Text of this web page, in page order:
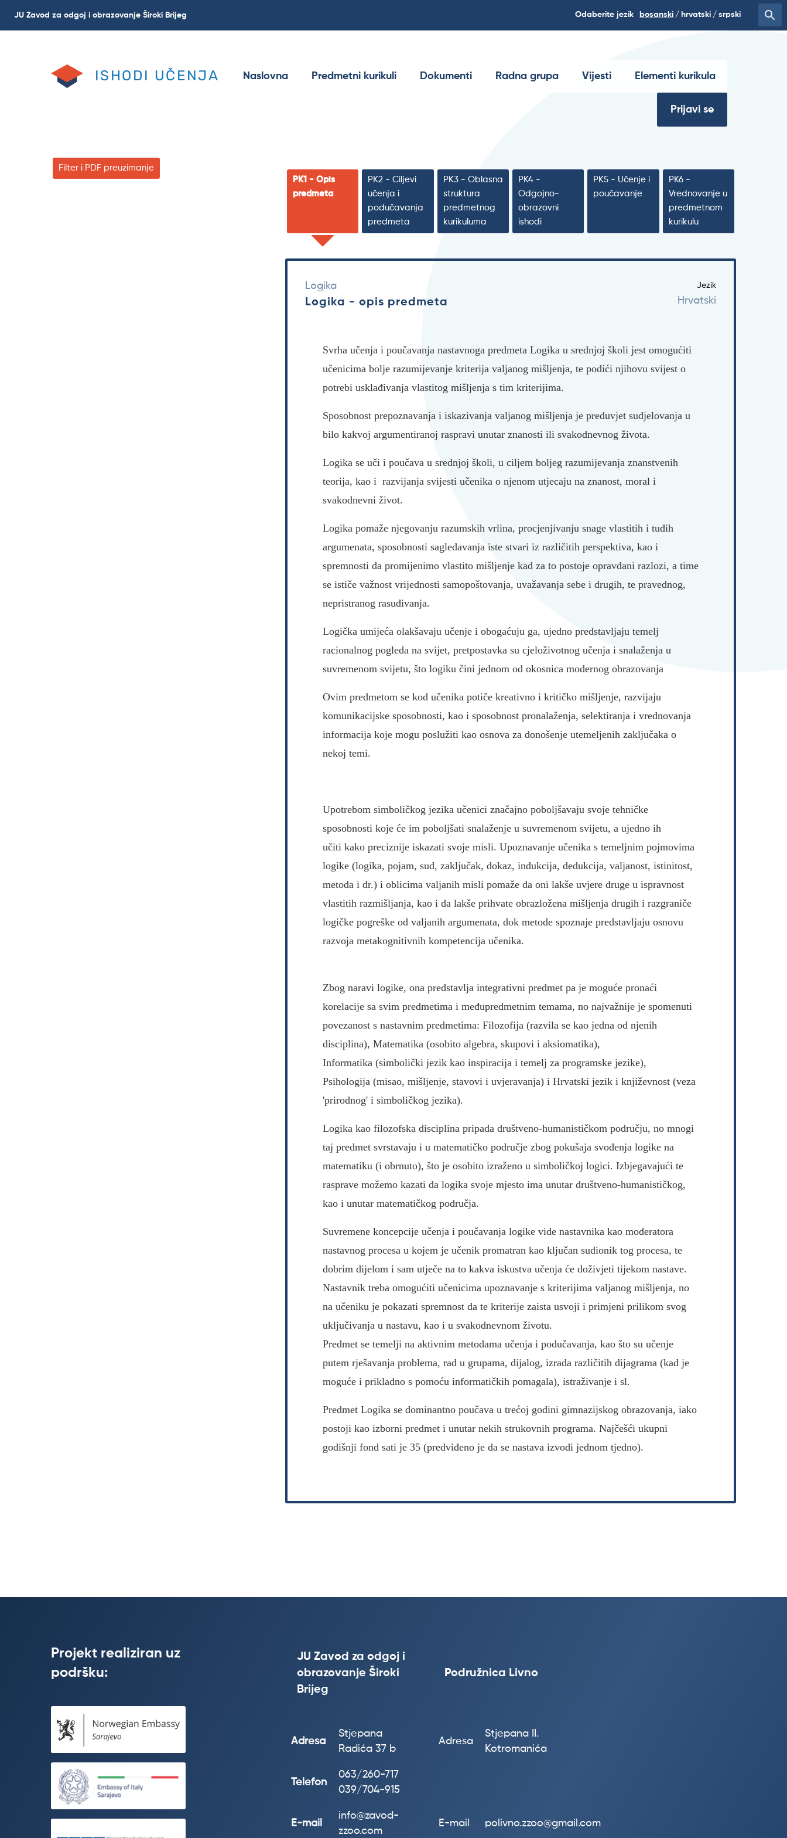
JU Zavod za odgoj i obrazovanje Široki Brijeg Odaberite jezik bosanski hrvatski srpski
ISHODI UČENJA Naslovna Predmetni kurikuli Dokumenti Radna grupa Vijesti Elementi kurikula
Prijavi se
PK1 - Opis
predmeta
PK2 - Ciljevi
učenja i
podučavanja
predmeta
PK3 - Oblasna
struktura
predmetnog
kurikuluma
PK4 -
Odgojno-
obrazovni
ishodi
PK5 - Učenje i
poučavanje
PK6 -
Vrednovanje u
predmetnom
kurikulu
Logika
Logika - opis predmeta
Jezik
Hrvatski
Svrha učenja i poučavanja nastavnoga predmeta Logika u srednjoj školi jest omogućiti
učenicima bolje razumijevanje kriterija valjanog mišljenja, te podići njihovu svijest o
potrebi usklađivanja vlastitog mišljenja s tim kriterijima.
Sposobnost prepoznavanja i iskazivanja valjanog mišljenja je preduvjet sudjelovanja u
bilo kakvoj argumentiranoj raspravi unutar znanosti ili svakodnevnog života.
Logika se uči i poučava u srednjoj školi, u ciljem boljeg razumijevanja znanstvenih
teorija, kao i razvijanja svijesti učenika o njenom utjecaju na znanost, moral i
svakodnevni život.
Logika pomaže njegovanju razumskih vrlina, procjenjivanju snage vlastitih i tuđih
argumenata, sposobnosti sagledavanja iste stvari iz različitih perspektiva, kao i
spremnosti da promijenimo vlastito mišljenje kad za to postoje opravdani razlozi, a time
se ističe važnost vrijednosti samopoštovanja, uvažavanja sebe i drugih, te pravednog,
nepristranog rasuđivanja.
Logička umijeća olakšavaju učenje i obogaćuju ga, ujedno predstavljaju temelj
racionalnog pogleda na svijet, pretpostavka su cjeloživotnog učenja i snalaženja u
suvremenom svijetu, što logiku čini jednom od okosnica modernog obrazovanja
Ovim predmetom se kod učenika potiče kreativno i kritičko mišljenje, razvijaju
komunikacijske sposobnosti, kao i sposobnost pronalaženja, selektiranja i vrednovanja
informacija koje mogu poslužiti kao osnova za donošenje utemeljenih zaključaka o
nekoj temi.
Upotrebom simboličkog jezika učenici značajno poboljšavaju svoje tehničke
sposobnosti koje će im poboljšati snalaženje u suvremenom svijetu, a ujedno ih
učiti kako preciznije iskazati svoje misli. Upoznavanje učenika s temeljnim pojmovima
logike (logika, pojam, sud, zaključak, dokaz, indukcija, dedukcija, valjanost, istinitost,
metoda i dr.) i oblicima valjanih misli pomaže da oni lakše uvjere druge u ispravnost
vlastitih razmišljanja, kao i da lakše prihvate obrazložena mišljenja drugih i razgraniče
logičke pogreške od valjanih argumenata, dok metode spoznaje predstavljaju osnovu
razvoja metakognitivnih kompetencija učenika.
Zbog naravi logike, ona predstavlja integrativni predmet pa je moguće pronaći
korelacije sa svim predmetima i međupredmetnim temama, no najvažnije je spomenuti
povezanost s nastavnim predmetima: Filozofija (razvila se kao jedna od njenih
disciplina), Matematika (osobito algebra, skupovi i aksiomatika),
Informatika (simbolički jezik kao inspiracija i temelj za programske jezike),
Psihologija (misao, mišljenje, stavovi i uvjeravanja) i Hrvatski jezik i književnost (veza
'prirodnog' i simboličkog jezika).
Logika kao filozofska disciplina pripada društveno-humanističkom području, no mnogi
taj predmet svrstavaju i u matematičko područje zbog pokušaja svođenja logike na
matematiku (i obrnuto), što je osobito izraženo u simboličkoj logici. Izbjegavajući te
rasprave možemo kazati da logika svoje mjesto ima unutar društveno-humanističkog,
kao i unutar matematičkog područja.
Suvremene koncepcije učenja i poučavanja logike vide nastavnika kao moderatora
nastavnog procesa u kojem je učenik promatran kao ključan sudionik tog procesa, te
dobrim dijelom i sam utječe na to kakva iskustva učenja će doživjeti tijekom nastave.
Nastavnik treba omogućiti učenicima upoznavanje s kriterijima valjanog mišljenja, no
na učeniku je pokazati spremnost da te kriterije zaista usvoji i primjeni prilikom svog
uključivanja u nastavu, kao i u svakodnevnom životu.
Predmet se temelji na aktivnim metodama učenja i podučavanja, kao što su učenje
putem rješavanja problema, rad u grupama, dijalog, izrada različitih dijagrama (kad je
moguće i prikladno s pomoću informatičkih pomagala), istraživanje i sl.
Predmet Logika se dominantno poučava u trećoj godini gimnazijskog obrazovanja, iako
postoji kao izborni predmet i unutar nekih strukovnih programa. Najčešći ukupni
godišnji fond sati je 35 (predviđeno je da se nastava izvodi jednom tjedno).
Filter i PDF preuzimanje
Projekt realiziran uz
podršku:
JU Zavod za odgoj i
obrazovanje Široki
Brijeg
Podružnica Livno
Adresa
Stjepana
Radića 37 b
Adresa
Stjepana II.
Kotromanića
Telefon
063/260-717
039/704-915
E-mail
info@zavod-
zzoo.com
E-mail polivno.zzoo@gmail.com